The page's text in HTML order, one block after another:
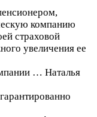
компанию
страховой
увеличения ее
… Наталья